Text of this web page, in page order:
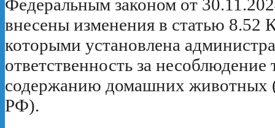
Федеральным законом от
внесены изменения в статью
которыми установлена
ответственность за несоблюдение
содержанию домашних животных
РФ).